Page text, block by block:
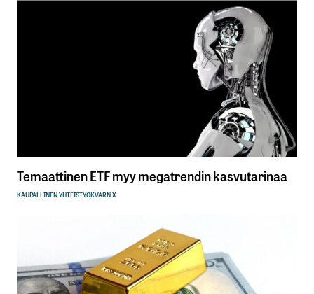
Temaattinen ETF myy megatrendin kasvutarinaa
KAUPALLINEN YHTEISTYÖKVARN X